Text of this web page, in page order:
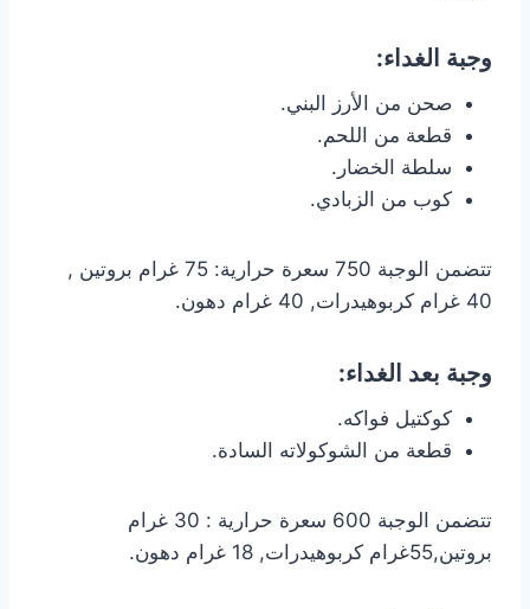
وجبة الغداء:
صحن من الأرز البني.
قطعة من اللحم.
سلطة الخضار.
كوب من الزبادي.
تتضمن الوجبة 750 سعرة حرارية: 75 غرام بروتين ,
40 غرام كربوهيدرات, 40 غرام دهون.
وجبة بعد الغداء:
كوكتيل فواكه.
قطعة من الشوكولاته السادة.
تتضمن الوجبة 600 سعرة حرارية : 30 غرام
بروتين,55غرام كربوهيدرات, 18 غرام دهون.